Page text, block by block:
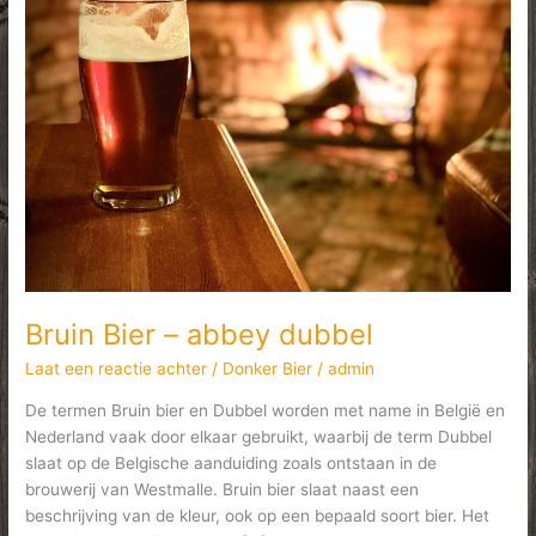
Bruin Bier – abbey dubbel
Laat een reactie achter / Donker Bier /admin
De termen Bruin bier en Dubbel worden met name in België en
Nederland vaak door elkaar gebruikt, waarbij de term Dubbel
slaat op de Belgische aanduiding zoals ontstaan in de
brouwerij van Westmalle. Bruin bier slaat naast een
beschrijving van de kleur, ook op een bepaald soort bier. Het